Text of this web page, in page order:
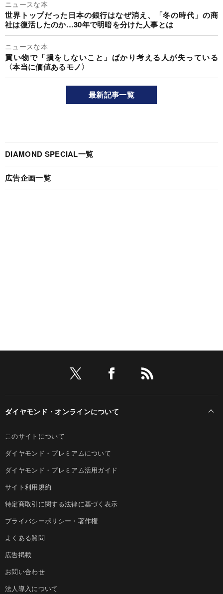
ニュースな本
世界トップだった日本の銀行はなぜ消え、「冬の時代」の商
社は復活したのか…30年で明暗を分けた人事とは
ニュースな本
買い物で「損をしないこと」ばかり考える人が失っている
〈本当に価値あるモノ〉
最新記事一覧
DIAMOND SPECIAL一覧
広告企画一覧
ダイヤモンド・オンラインについて
このサイトについて
ダイヤモンド・プレミアムについて
ダイヤモンド・プレミアム活用ガイド
サイト利用規約
特定商取引に関する法律に基づく表示
プライバシーポリシー・著作権
よくある質問
広告掲載
お問い合わせ
法人導入について